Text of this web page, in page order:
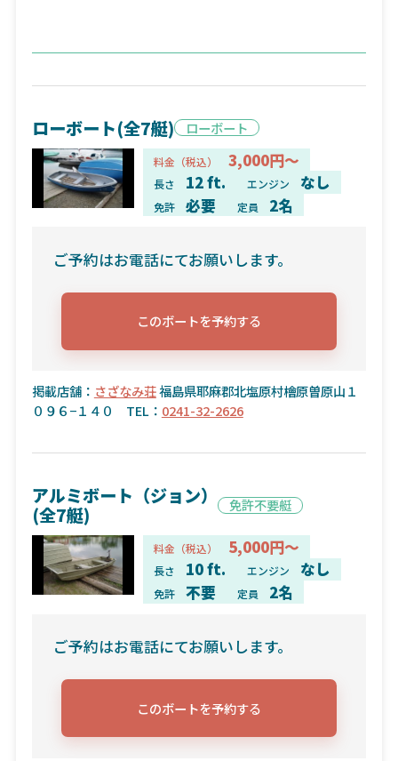
ローボート(全7艇) ローボート
料金（税込） 3,000円～
長さ 12 ft. エンジン なし
免許 必要 定員 2名
ご予約はお電話にてお願いします。
このボートを予約する
掲載店舗： さざなみ荘福島県耶麻郡北塩原村檜原曽原山１
０９６−１４０ TEL： 0241-32-2626
アルミボート（ジョン）
(全7艇) 免許不要艇
料金（税込） 5,000円～
長さ 10 ft. エンジン なし
免許 不要 定員 2名
ご予約はお電話にてお願いします。
このボートを予約する